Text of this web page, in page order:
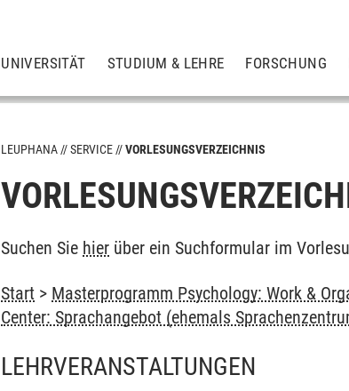
UNIVERSITÄT STUDIUM & LEHRE FORSCHUNG
LEUPHANA SERVICE VORLESUNGSVERZEICHNIS
Suchen Sie hier über ein Suchformular im
Start > Masterprogramm Psychology: Work &
Center: Sprachangebot (ehemals
LEHRVERANSTALTUNGEN